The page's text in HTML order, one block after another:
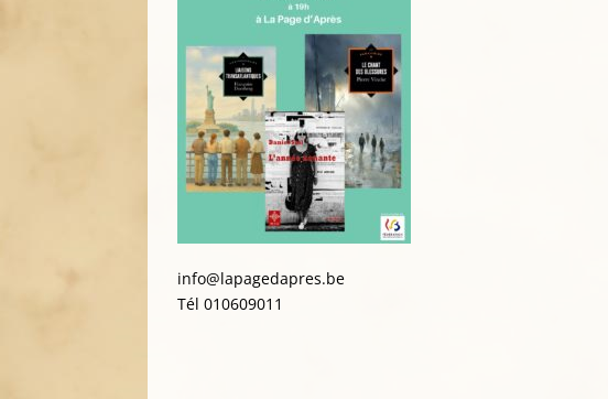
info@lapagedapres.be
Tél 010609011